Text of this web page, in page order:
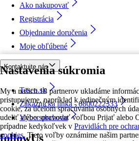
Nastavenia súkromia
My a našich 18 partnerov ukladáme
pristupujeme, napríklad k jedinečným
cookie, za účelom spracúvania osobných
udeliť alebo spravovať voľbou Prijať alebo
prípadne kedykoľvek v Pravidlách pre
cookies. Tieto voľby oznámime našim
Ako nakupovať
Registrácia
Objednanie doručenia
Moje obľúbené
Kontaktujte nás
Tesco.sk
Zákaznícka linka - 0800222333
Výber obchodu
followUs